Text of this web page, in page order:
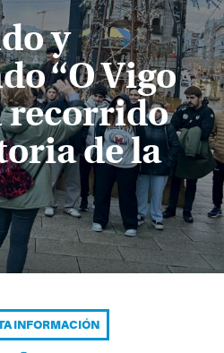
y
“O Vigo
recorrido
de la
INFORMACIÓN